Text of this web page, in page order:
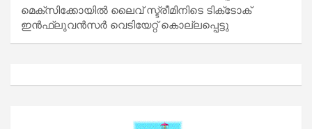
മെക്സിക്കോയിൽ ലൈവ് സ്ട്രീമിനിടെ ടിക്‌ടോക്
ഇൻഫ്ലുവൻസർ വെടിയേറ്റ് കൊല്ലപ്പെട്ടു